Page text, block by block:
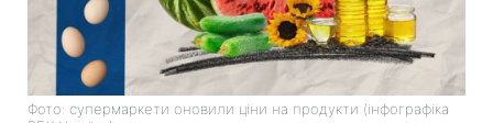
Фото: супермаркети оновили ціни на продукти (інфографіка